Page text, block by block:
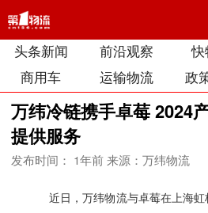
头条新闻 前沿观察
商用车
运输物流 政
万纬冷链携手卓莓 2024
提供服务
发布时间： 1年前来源：万纬物流
近日，万纬物流与卓莓在上海